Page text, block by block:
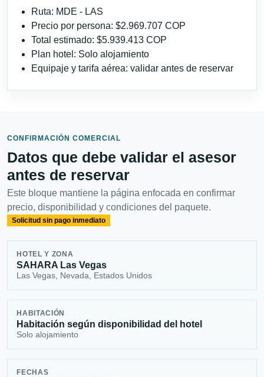
Ruta: MDE - LAS
Precio por persona: $2.969.707 COP
Total estimado: $5.939.413 COP
Plan hotel: Solo alojamiento
Equipaje y tarifa aérea: validar antes de reservar
CONFIRMACIÓN COMERCIAL
Datos que debe validar el asesor
antes de reservar
Este bloque mantiene la página enfocada en confirmar
precio, disponibilidad y condiciones del paquete.
Solicitud sin pago inmediato
HOTEL Y ZONA
SAHARA Las Vegas
Las Vegas, Nevada, Estados Unidos
HABITACIÓN
Habitación según disponibilidad del hotel
Solo alojamiento
FECHAS